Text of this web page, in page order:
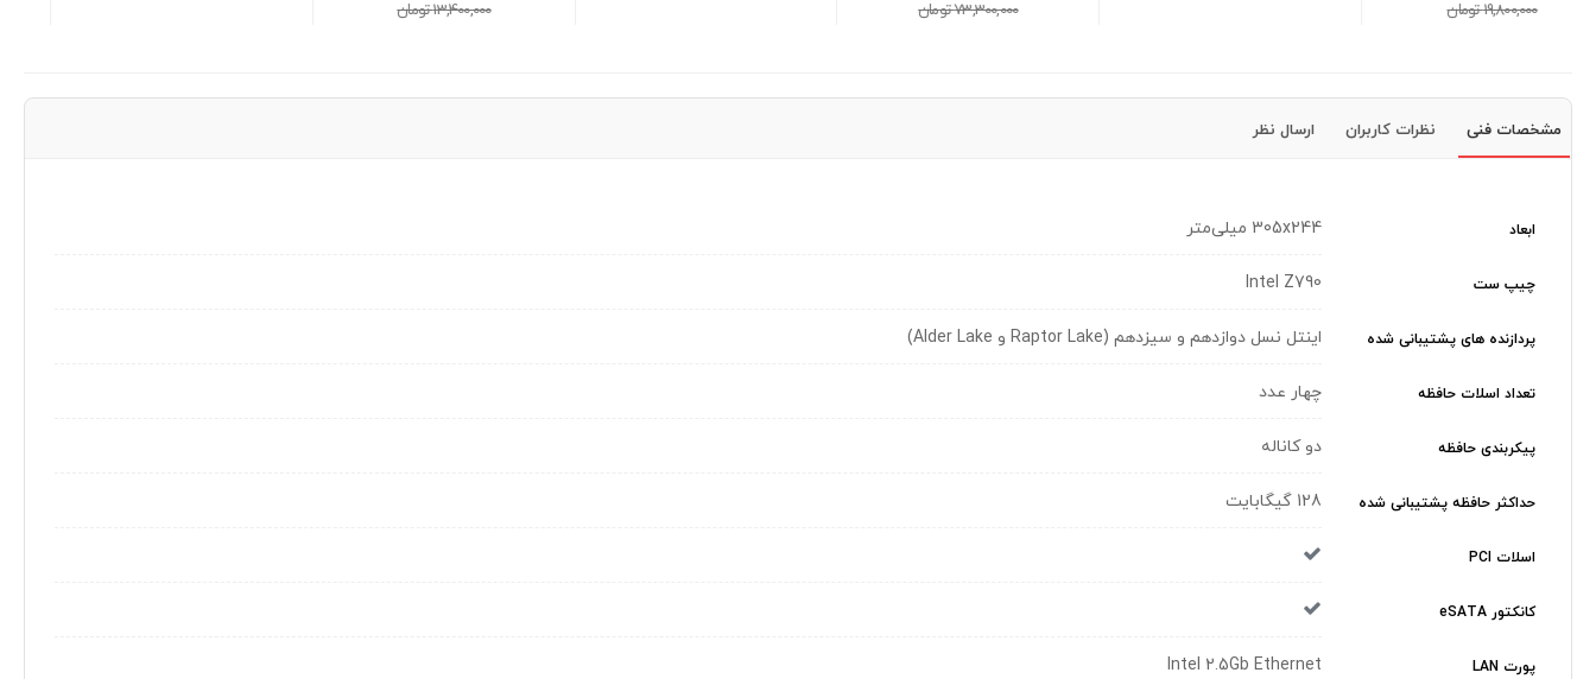
مشخصات فنی نظرات کاربران ارسال نظر
ابعاد 305x244 میلی‌متر
چیپ ست Intel Z790
پردازنده های پشتیبانی شده اینتل نسل دوازدهم و سیزدهم (Raptor Lake و Alder Lake)
تعداد اسلات حافظه چهار عدد
پیکربندی حافظه دو کاناله
حداکثر حافظه پشتیبانی شده 128 گیگابایت
اسلات PCI
کانکتور eSATA
پورت LAN Intel 2.5Gb Ethernet